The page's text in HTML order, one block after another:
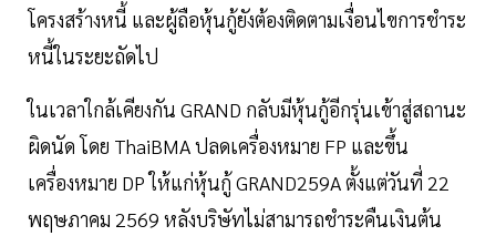
โครงสร้างหนี้ และผู้ถือหุ้นกู้ยังต้องติดตามเงื่อนไขการชำระ
หนี้ในระยะถัดไป
ในเวลาใกล้เคียงกัน GRAND กลับมีหุ้นกู้อีกรุ่นเข้าสู่สถานะ
ผิดนัด โดย ThaiBMA ปลดเครื่องหมาย FP และขึ้น
เครื่องหมาย DP ให้แก่หุ้นกู้ GRAND259A ตั้งแต่วันที่ 22
พฤษภาคม 2569 หลังบริษัทไม่สามารถชำระคืนเงินต้น